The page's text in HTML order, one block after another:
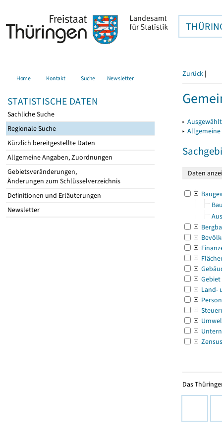
Home Kontakt Suche Newsletter
STATISTISCHE DATEN
Sachliche Suche
Regionale Suche
Kürzlich bereitgestellte Daten
Allgemeine Angaben, Zuordnungen
Gebietsveränderungen,
Änderungen zum Schlüsselverzeichnis
Definitionen und Erläuterungen
Newsletter
Zurück |
▸
▸
Gebiet
Land-
Zensus
Das